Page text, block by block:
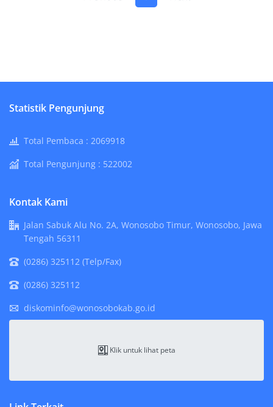
Statistik Pengunjung
Total Pembaca : 2069918
Total Pengunjung : 522002
Kontak Kami
Jalan Sabuk Alu No. 2A, Wonosobo Timur, Wonosobo, Jawa
Tengah 56311
(0286) 325112 (Telp/Fax)
(0286) 325112
diskominfo@wonosobokab.go.id
Klik untuk lihat peta